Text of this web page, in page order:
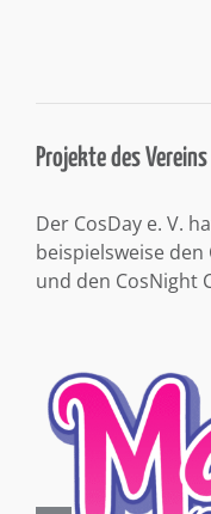
Projekte des Vereins
Der CosDay e. V.
beispielsweise den
und den CosNight